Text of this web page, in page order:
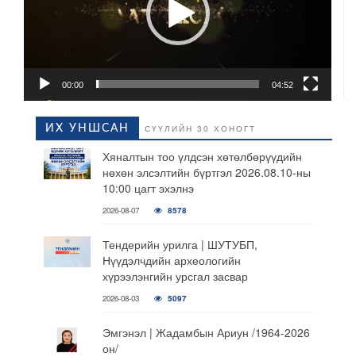
00:00 04:52
ИХ УНШСАН СҮҮЛИЙН 30 ХОНОГТ
Хяналтын тоо үлдсэн хөтөлбөрүүдийн
нөхөн элсэлтийн бүртгэл 2026.08.10-ны
10:00 цагт эхэлнэ
2026-08-07 8578
Тендерийн урилга | ШУТУБП,
Нүүдэлчдийн археологийн
хүрээлэнгийн урсгал засвар
2026-08-03 5097
Эмгэнэл | Жадамбын Ариун /1964-2026
он/